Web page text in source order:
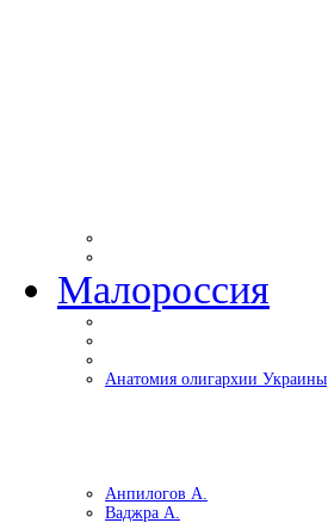
Малороссия
Анатомия олигархии Украины
Анпилогов А.
Ваджра А.